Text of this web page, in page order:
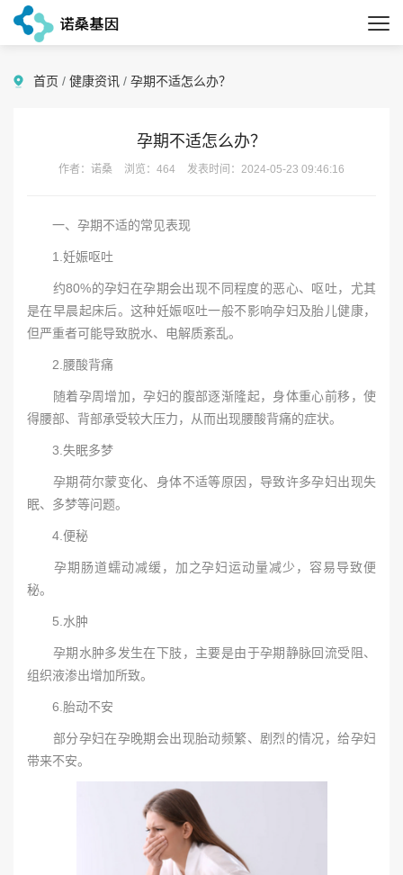
首页 / 健康资讯 / 孕期不适怎么办？
孕期不适怎么办？
作者：诺桑 浏览：464 发表时间：2024-05-23 09:46:16
一、孕期不适的常见表现
1.妊娠呕吐
约80%的孕妇在孕期会出现不同程度的恶心、呕吐，尤其
是在早晨起床后。这种妊娠呕吐一般不影响孕妇及胎儿健康，
但严重者可能导致脱水、电解质紊乱。
2.腰酸背痛
随着孕周增加，孕妇的腹部逐渐隆起，身体重心前移，使
得腰部、背部承受较大压力，从而出现腰酸背痛的症状。
3.失眠多梦
孕期荷尔蒙变化、身体不适等原因，导致许多孕妇出现失
眠、多梦等问题。
4.便秘
孕期肠道蠕动减缓，加之孕妇运动量减少，容易导致便
秘。
5.水肿
孕期水肿多发生在下肢，主要是由于孕期静脉回流受阻、
组织液渗出增加所致。
6.胎动不安
部分孕妇在孕晚期会出现胎动频繁、剧烈的情况，给孕妇
带来不安。